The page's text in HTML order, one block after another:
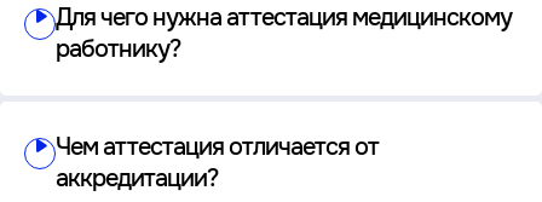
Для чего нужна аттестация медицинскому
работнику?
Чем аттестация отличается от
аккредитации?